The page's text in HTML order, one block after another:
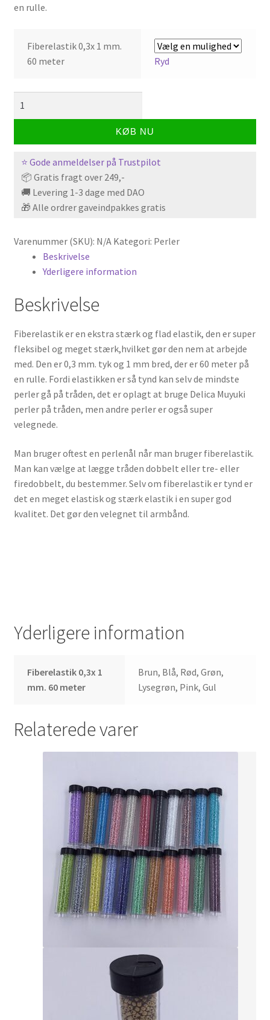
en rulle.
Fiberelastik 0,3x 1 mm.
60 meter
Ryd
0,3
mm,
60
meter
antal
KØB NU
⭐ Gode anmeldelser på Trustpilot
📦 Gratis fragt over 249,-
🚚 Levering 1-3 dage med DAO
🎁 Alle ordrer gaveindpakkes gratis
Varenummer (SKU): N/A Kategori: Perler
Beskrivelse
Yderligere information
Beskrivelse
Fiberelastik er en ekstra stærk og flad elastik, den er super
fleksibel og meget stærk,hvilket gør den nem at arbejde
med. Den er 0,3 mm. tyk og 1 mm bred, der er 60 meter på
en rulle. Fordi elastikken er så tynd kan selv de mindste
perler gå på tråden, det er oplagt at bruge Delica Muyuki
perler på tråden, men andre perler er også super
velegnede.
Man bruger oftest en perlenål når man bruger fiberelastik.
Man kan vælge at lægge tråden dobbelt eller tre- eller
firedobbelt, du bestemmer. Selv om fiberelastik er tynd er
det en meget elastisk og stærk elastik i en super god
kvalitet. Det gør den velegnet til armbånd.
Yderligere information
Fiberelastik 0,3x 1
mm. 60 meter
Brun, Blå, Rød, Grøn,
Lysegrøn, Pink, Gul
Relaterede varer